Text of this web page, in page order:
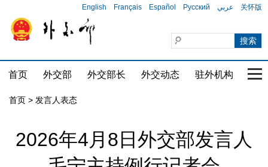
English Français Español Русский عربي 关怀版
首页 外交部 外交部长 外交动态 驻外机构 国
首页 > 发言人表态
2026年4月8日外交部发言人